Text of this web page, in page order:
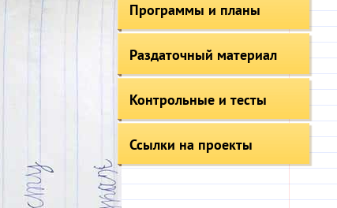
Программы и планы
Раздаточный материал
Контрольные и тесты
Ссылки на проекты